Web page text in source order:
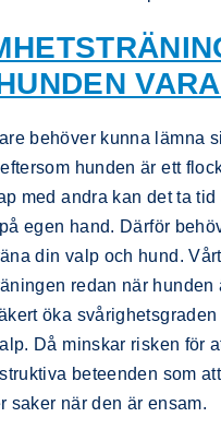
behöver kunna lämna
hunden är ett
med andra kan det ta
egen hand. Därför
din valp och hund.
redan när hunden
öka
Då minskar risken för
beteenden som
saker när den är ensam.